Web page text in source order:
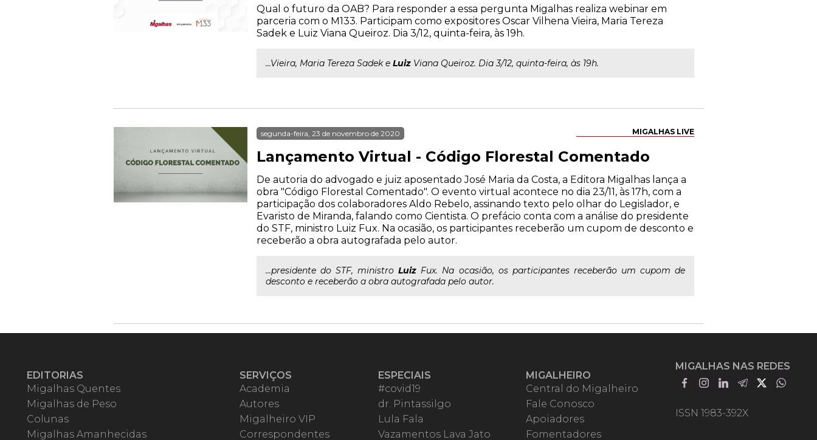
Qual o futuro da OAB? Para responder a essa pergunta Migalhas realiza webinar em
parceria com o M133. Participam como expositores Oscar Vilhena Vieira, Maria Tereza
Sadek e Luiz Viana Queiroz. Dia 3/12, quinta-feira, às 19h.
...Vieira, Maria Tereza Sadek e Luiz Viana Queiroz. Dia 3/12, quinta-feira, às 19h.
MIGALHAS LIVE
segunda-feira, 23 de novembro de 2020
Lançamento Virtual - Código Florestal Comentado
De autoria do advogado e juiz aposentado José Maria da Costa, a Editora Migalhas lança a
obra "Código Florestal Comentado". O evento virtual acontece no dia 23/11, às 17h, com a
participação dos colaboradores Aldo Rebelo, assinando texto pelo olhar do Legislador, e
Evaristo de Miranda, falando como Cientista. O prefácio conta com a análise do presidente
do STF, ministro Luiz Fux. Na ocasião, os participantes receberão um cupom de desconto e
receberão a obra autografada pelo autor.
...presidente do STF, ministroLuiz Fux. Na ocasião, os participantes receberão um cupom de
desconto e receberão a obra autografada pelo autor.
EDITORIAS
Migalhas Quentes
Migalhas de Peso
Colunas
Migalhas Amanhecidas
SERVIÇOS
Academia
Autores
Migalheiro VIP
Correspondentes
ESPECIAIS
#covid19
dr. Pintassilgo
Lula Fala
Vazamentos Lava Jato
MIGALHEIRO
Central do Migalheiro
Fale Conosco
Apoiadores
Fomentadores
MIGALHAS NAS REDES
ISSN 1983-392X